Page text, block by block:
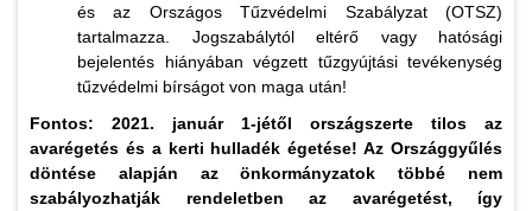
és az Országos Tűzvédelmi Szabályzat (OTSZ)
tartalmazza. Jogszabálytól eltérő vagy hatósági
bejelentés hiányában végzett tűzgyújtási tevékenység
tűzvédelmi bírságot von maga után!
Fontos: 2021. január 1-jétől országszerte tilos az
avarégetés és a kerti hulladék égetése! Az Országgyűlés
döntése alapján az önkormányzatok többé nem
szabályozhatják rendeletben az avarégetést, így